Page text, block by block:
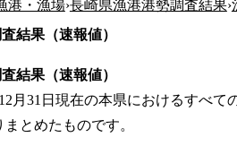
港・漁場›長崎県漁港港勢調査結果›
結果（速報値）
結果（速報値）
月31日現在の本県におけるすべて
とめたものです。